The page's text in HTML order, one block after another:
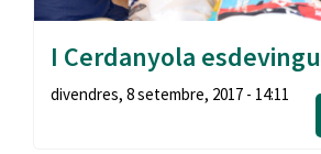
I Cerdanyola
divendres, 8 setembre, 2017 - 14:11